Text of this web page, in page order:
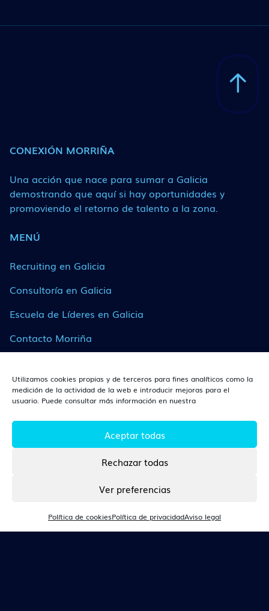
Utilizamos cookies propias y de terceros para fines analíticos como la
medición de la actividad de la web e introducir mejoras para el
usuario. Puede consultar más información en nuestra
Aceptar todas
Rechazar todas
Ver preferencias
Política de cookiesPolítica de privacidadAviso legal
CONEXIÓN MORRIÑA
Una acción que nace para sumar a Galicia
demostrando que aquí si hay oportunidades y
promoviendo el retorno de talento a la zona.
MENÚ
Recruiting en Galicia
Consultoría en Galicia
Escuela de Líderes en Galicia
Contacto Morriña
¿DÓNDE ESTAMOS?
Av. Independencia, 14, Planta 3, 24003, León (León).